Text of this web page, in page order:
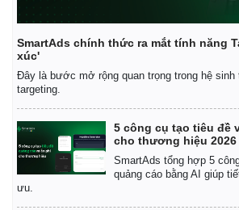
SmartAds chính thức ra mắt tính năng
xúc'
Đây là bước mở rộng quan trọng trong hệ sinh
targeting.
5 công cụ tạo tiêu đề
cho thương hiệu 2026
SmartAds tổng hợp 5
quảng cáo bằng AI giúp
ưu.